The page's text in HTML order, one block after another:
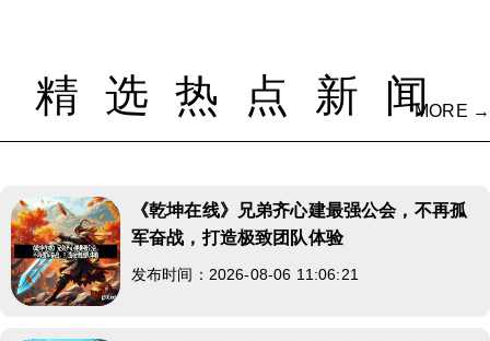
精选热点新闻
MORE →
《乾坤在线》兄弟齐心建最强公会，不再孤
军奋战，打造极致团队体验
发布时间：2026-08-06 11:06:21